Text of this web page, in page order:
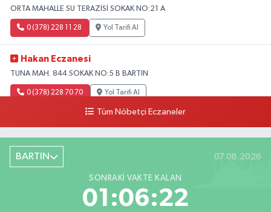
ORTA MAHALLE SU TERAZİSİ SOKAK NO:21 A
0 (378) 228 11 28 Yol Tarifi Al
Hakan Eczanesi
TUNA MAH. 844.SOKAK NO:5 B BARTIN
0 (378) 228 70 70 Yol Tarifi Al
Tüm Nöbetçi Eczaneler
BARTIN 07.08.2026
SONRAKI VAKTE KALAN
01:06:21